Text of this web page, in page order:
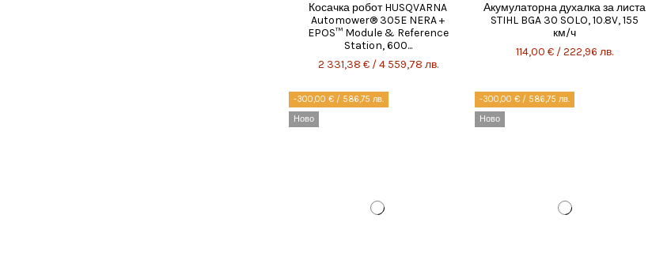
Косачка робот HUSQVARNA
Automower® 305E NERA +
EPOS™ Module & Reference
Station, 600...
2 331,38 € / 4 559,78 лв.
Акумулаторна духалка за листа
STIHL BGA 30 SOLO, 10.8V, 155
км/ч
114,00 € / 222,96 лв.
-300,00 € / 586,75 лв.
Ново
-300,00 € / 586,75 лв.
Ново